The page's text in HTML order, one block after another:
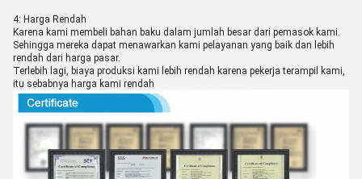
4: Harga Rendah
Karena kami membeli bahan baku dalam jumlah besar dari pemasok kami.
Sehingga mereka dapat menawarkan kami pelayanan yang baik dan lebih
rendah dari harga pasar.
Terlebih lagi, biaya produksi kami lebih rendah karena pekerja terampil kami,
itu sebabnya harga kami rendah